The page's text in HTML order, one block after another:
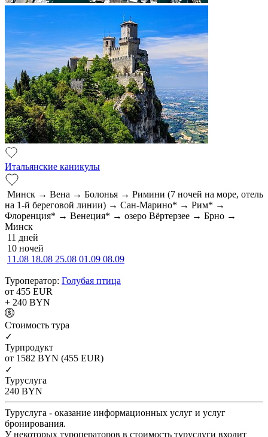
Итальянские каникулы
Минск → Вена → Болонья → Римини (7 ночей на море, отель
на 1-й береговой линии) → Сан-Марино* → Рим* →
Флоренция* → Венеция* → озеро Вёртерзее → Брно →
Минск
11 дней
10 ночей
11.08 18.08 25.08 01.09 08.09
Туроператор: Голубая птица
от 455 EUR
+ 240 BYN
Cтоимость тура
✓
Турпродукт
от 1582 BYN (455 EUR)
✓
Туруслуга
240 BYN
Туруслуга - оказание информационных услуг и услуг
бронирования.
У некоторых туроператоров в стоимость туруслуги входит